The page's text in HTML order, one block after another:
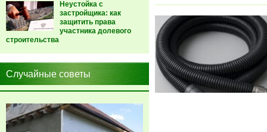
Неустойка с
застройщика: как
защитить права
участника долевого
строительства
Случайные советы